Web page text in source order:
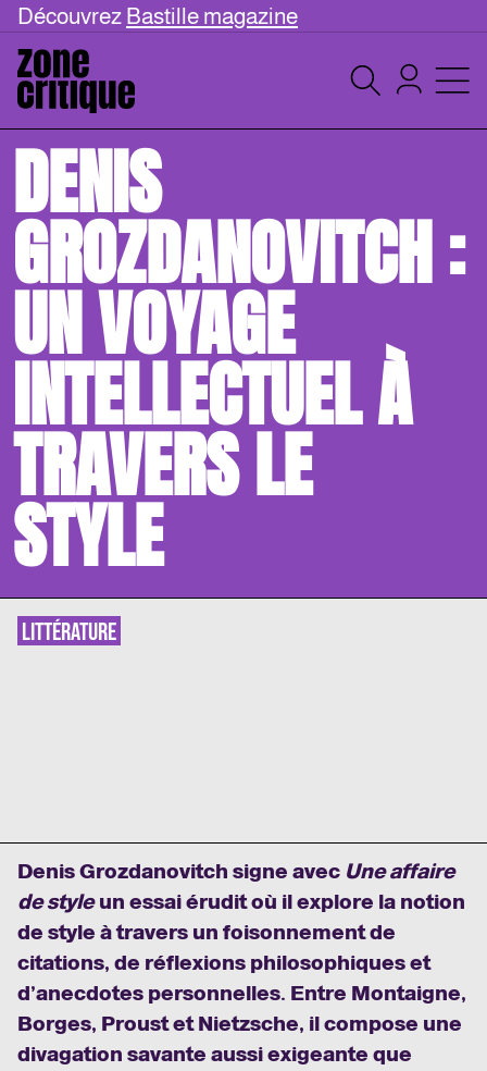
Découvrez Bastille magazine
DENIS
GROZDANOVITCH :
UN VOYAGE
INTELLECTUEL À
TRAVERS LE
STYLE
LITTÉRATURE
Denis Grozdanovitch signe avec Une affaire
de styleun essai érudit où il explore la notion
de style à travers un foisonnement de
citations, de réflexions philosophiques et
d’anecdotes personnelles. Entre Montaigne,
Borges, Proust et Nietzsche, il compose une
divagation savante aussi exigeante que